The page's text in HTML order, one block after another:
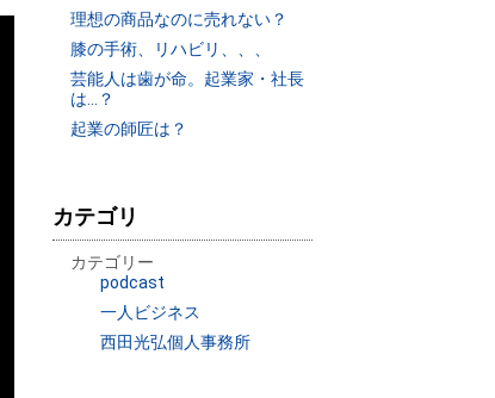
理想の商品なのに売れない？
膝の手術、リハビリ、、、
芸能人は歯が命。起業家・社長
は…？
起業の師匠は？
カテゴリ
カテゴリー
podcast
一人ビジネス
西田光弘個人事務所